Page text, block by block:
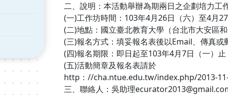
二、說明：本活動舉辦為期兩日之企劃培力工
(一)工作坊時間：103年4月26日（六）至4月27
(二)地點：國立臺北教育大學（台北市大安區和
(三)報名方式：填妥報名表後以Email、傳真或
(四)報名期限：即日起至103年4月7日（一）止
(五)活動簡章及報名表請於
http：//cha.ntue.edu.tw/index.php/2013-11-
三、聯絡人：吳助理